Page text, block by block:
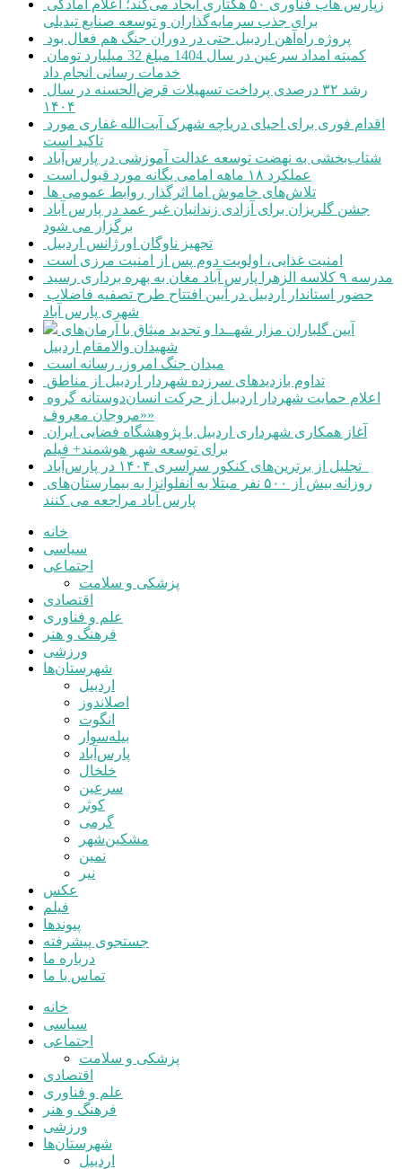
برای جذب سرمایه‌گذاران و توسعه صنایع تبدیلی
پروژه راه‌آهن اردبیل حتی در دوران جنگ هم فعال بود
خدمات رسانی انجام داد
۱۴۰۴
تاکید است
شتاب‌بخشی به نهضت توسعه عدالت آموزشی در پارس‌آباد
عملکرد ۱۸ ماهه امامی یگانه مورد قبول است
تلاش‌های خاموش اما اثرگذار روابط عمومی ها
برگزار می شود
تجهیز ناوگان اورژانس اردبیل
امنیت غذایی، اولویت دوم پس از امنیت مرزی است
مدرسه ۹ کلاسه الزهرا پارس آباد مغان به بهره برداری رسید
شهری پارس آباد
شهیدان والامقام اردبیل
میدان جنگ امروز، رسانه است
تداوم بازدیدهای سرزده شهردار اردبیل از مناطق
«مروجان معروف»
برای توسعه شهر هوشمند+ فیلم
پارس آباد مراجعه می کنند
خانه
سیاسی
اجتماعی
پزشکی و سلامت
اقتصادی
علم و فناوری
فرهنگ و هنر
ورزشی
شهرستان‌ها
اردبیل
اصلاندوز
انگوت
بیله‌سوار
پارس‌آباد
خلخال
سرعین
کوثر
گرمی
مشکین‌شهر
نمین
نیر
عکس
فیلم
پیوندها
جستجوی پیشرفته
درباره ما
تماس با ما
خانه
سیاسی
اجتماعی
پزشکی و سلامت
اقتصادی
علم و فناوری
فرهنگ و هنر
ورزشی
شهرستان‌ها
اردبیل